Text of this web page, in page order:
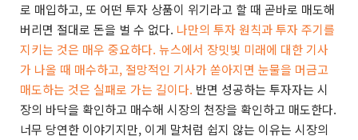
로 매입하고, 또 어떤 투자 상품이 위기라고 할 때 곧바로 매도해
버리면 절대로 돈을 벌 수 없다. 나만의 투자 원칙과 투자 주기를
지키는 것은 매우 중요하다. 뉴스에서 장밋빛 미래에 대한 기사
가 나올 때 매수하고, 절망적인 기사가 쏟아지면 눈물을 머금고
매도하는 것은 실패로 가는 길이다. 반면 성공하는 투자자는 시
장의 바닥을 확인하고 매수해 시장의 천장을 확인하고 매도한다.
너무 당연한 이야기지만, 이게 말처럼 쉽지 않는 이유는 시장의